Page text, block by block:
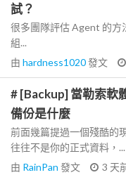
試？
很多團隊評估 Agent 的
組...
由 hardness1020發文
# [Backup] 當勒索軟
備份是什麼
前面幾篇提過一個殘酷的
往往不是你的正式資料，...
由 RainPan 發文 3 天